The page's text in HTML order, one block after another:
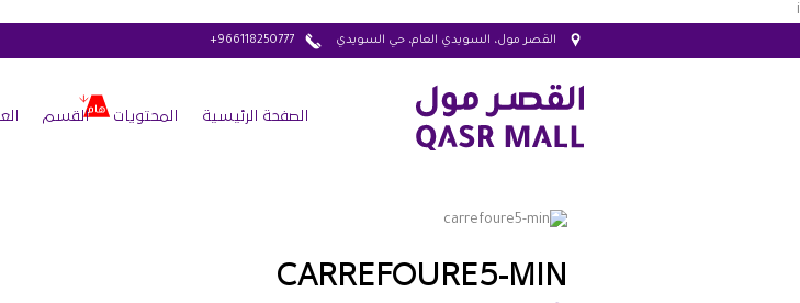
i
القصر مول، السويدي العام، حي السويدي +966118250777
الصفحة الرئيسية المحتويات القسم
CARREFOURE5-MIN